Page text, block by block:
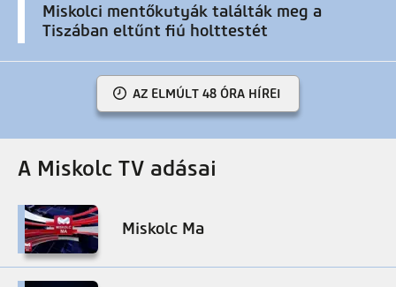
Miskolci mentőkutyák találták meg a
Tiszában eltűnt fiú holttestét
AZ ELMÚLT 48 ÓRA HÍREI
A Miskolc TV adásai
Miskolc Ma